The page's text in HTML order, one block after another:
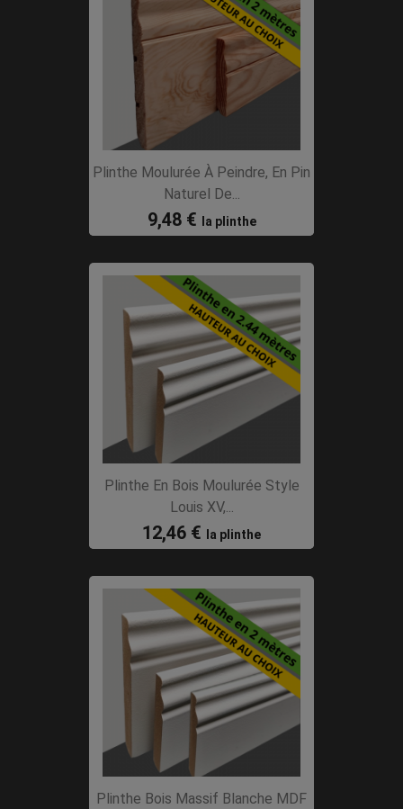
Plinthe Moulurée À Peindre, En Pin
Naturel De...
9,48 € la plinthe
Plinthe En Bois Moulurée Style
Louis XV,...
12,46 € la plinthe
Plinthe Bois Massif Blanche MDF